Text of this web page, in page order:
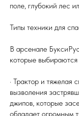
поле, глубокий лес
Типы техники для
В арсенале
которые
· Трактор и тяжелая
вызволения
джипов, которые
обладает огромным